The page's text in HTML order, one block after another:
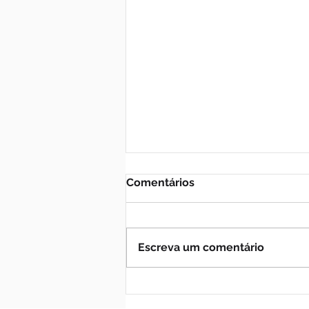
Comentários
Escreva um comentário